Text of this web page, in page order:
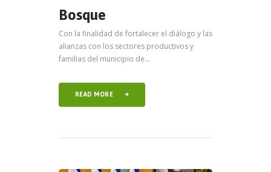
Bosque
Con la finalidad de fortalecer el diálogo y las
alianzas con los sectores productivos y
familias del municipio de...
READ MORE